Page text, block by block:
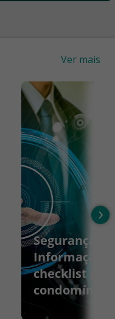
Ver mais
Segurança da
Informação:
checklist
condomínios
›